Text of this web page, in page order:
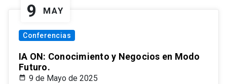
9 MAY
Conferencias
IA ON: Conocimiento y Negocios en Modo
Futuro.
9 de Mayo de 2025